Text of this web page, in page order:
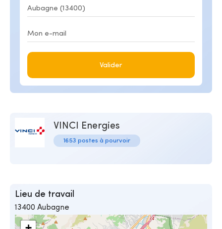
Valider
VINCI Energies
1653 postes à pourvoir
Lieu de travail
13400 Aubagne